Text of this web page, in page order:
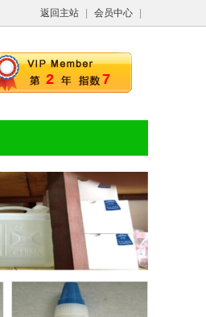
返回主站 会员中心
2 7